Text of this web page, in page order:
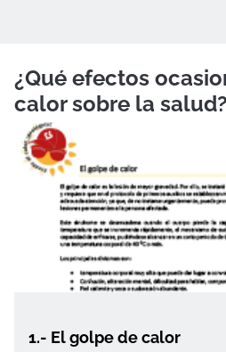
¿Qué efectos
calor sobre la salud?
1.- El golpe de calor